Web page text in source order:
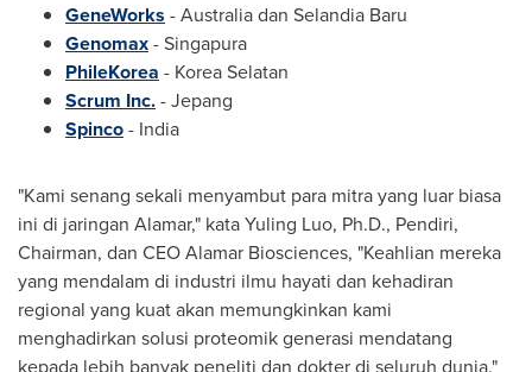
GeneWorks -Australiadan Selandia Baru
Genomax- Singapura
PhileKorea - Korea Selatan
Scrum Inc.- Jepang
Spinco- India
"Kami senang sekali menyambut para mitra yang luar biasa
ini di jaringan Alamar," kataYuling Luo, Ph.D., Pendiri,
Chairman, dan CEOAlamar Biosciences, "Keahlian mereka
yang mendalam di industri ilmu hayati dan kehadiran
regional yang kuat akan memungkinkan kami
menghadirkan solusi proteomik generasi mendatang